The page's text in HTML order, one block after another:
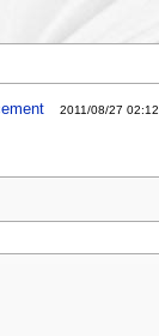
2011/08/27 02:12